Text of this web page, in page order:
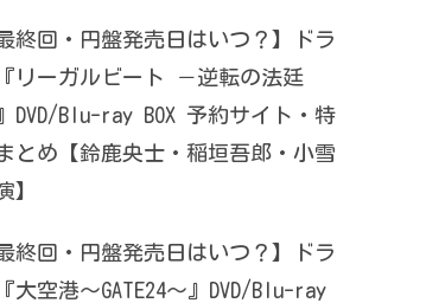
最終回・円盤発売日はいつ？】ドラ
リーガルビート －逆転の法廷
DVD/Blu-ray BOX 予約サイト・特
とめ【鈴鹿央士・稲垣吾郎・小雪
】
最終回・円盤発売日はいつ？】ドラ
大空港～GATE24～』DVD/Blu-ray